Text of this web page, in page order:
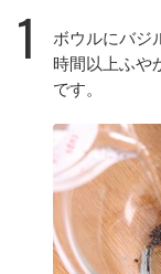
1
ボウルにバジ
時間以上ふや
です。